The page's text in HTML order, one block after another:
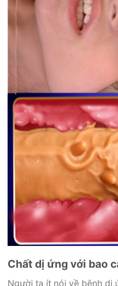
Chất dị ứng với bao
Người ta ít nói về bệnh dị